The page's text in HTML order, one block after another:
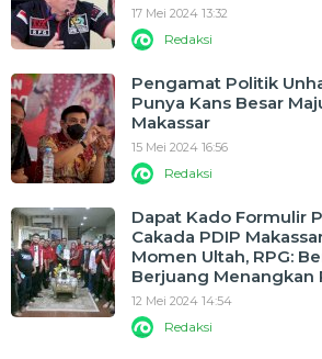
17 Mei 2024 13:32
Redaksi
Pengamat Politik
Punya Kans Besar
Makassar
15 Mei 2024 16:56
Redaksi
Dapat Kado Formulir
Cakada PDIP
Momen Ultah, RPG:
Berjuang Menangkan
12 Mei 2024 14:54
Redaksi